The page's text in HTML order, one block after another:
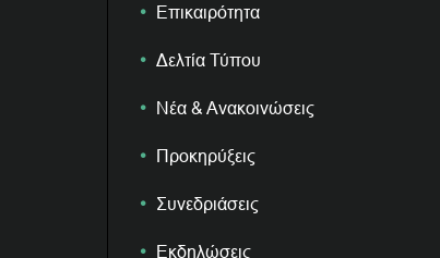
Επικαιρότητα
Δελτία Τύπου
Νέα & Ανακοινώσεις
Προκηρύξεις
Συνεδριάσεις
Εκδηλώσεις